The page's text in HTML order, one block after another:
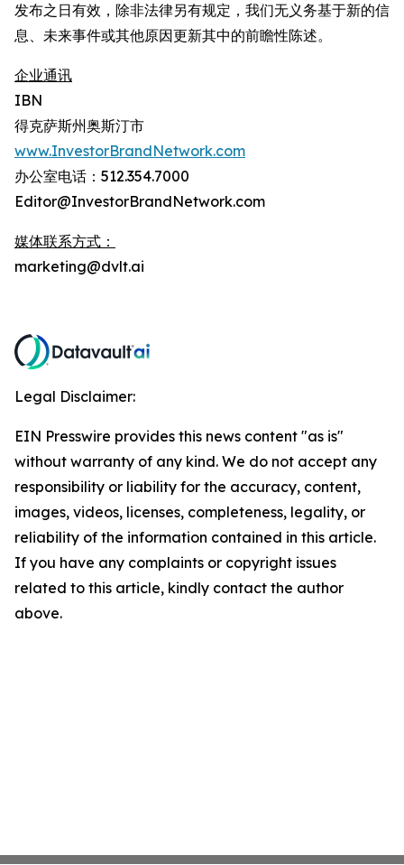
发布之日有效，除非法律另有规定，我们无义务基于新的信
息、未来事件或其他原因更新其中的前瞻性陈述。
企业通讯
IBN
得克萨斯州奥斯汀市
www.InvestorBrandNetwork.com
办公室电话：512.354.7000
Editor@InvestorBrandNetwork.com
媒体联系方式：
marketing@dvlt.ai
Legal Disclaimer:
EIN Presswire provides this news content "as is"
without warranty of any kind. We do not accept any
responsibility or liability for the accuracy, content,
images, videos, licenses, completeness, legality, or
reliability of the information contained in this article.
If you have any complaints or copyright issues
related to this article, kindly contact the author
above.